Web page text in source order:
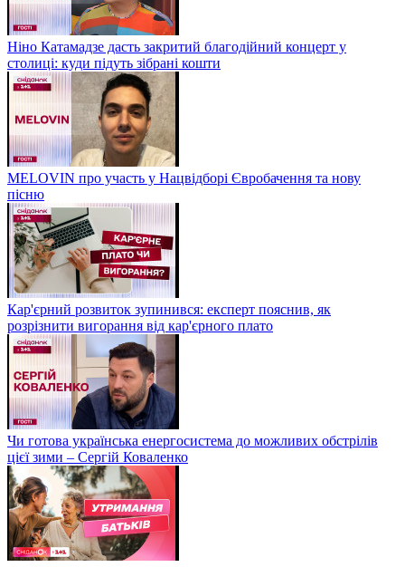
Ніно Катамадзе дасть закритий благодійний концерт у
столиці: куди підуть зібрані кошти
MELOVIN про участь у Нацвідборі Євробачення та нову
пісню
Кар'єрний розвиток зупинився: експерт пояснив, як
розрізнити вигорання від кар'єрного плато
Чи готова українська енергосистема до можливих обстрілів
цієї зими – Сергій Коваленко